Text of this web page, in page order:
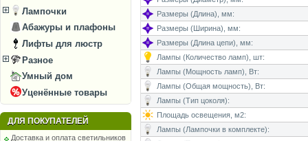
Лампочки
Абажуры и плафоны
Лифты для люстр
Разное
Умный дом
Уценённые товары
ДЛЯ ПОКУПАТЕЛЕЙ
Доставка и оплата светильников
Размеры (Длина), мм:
Размеры (Ширина), мм:
Размеры (Длина цепи), мм:
Лампы (Количество ламп), шт:
Лампы (Мощность ламп), Вт:
Лампы (Общая мощность), Вт:
Лампы (Тип цоколя):
Площадь освещения, м2:
Лампы (Лампочки в комплекте):